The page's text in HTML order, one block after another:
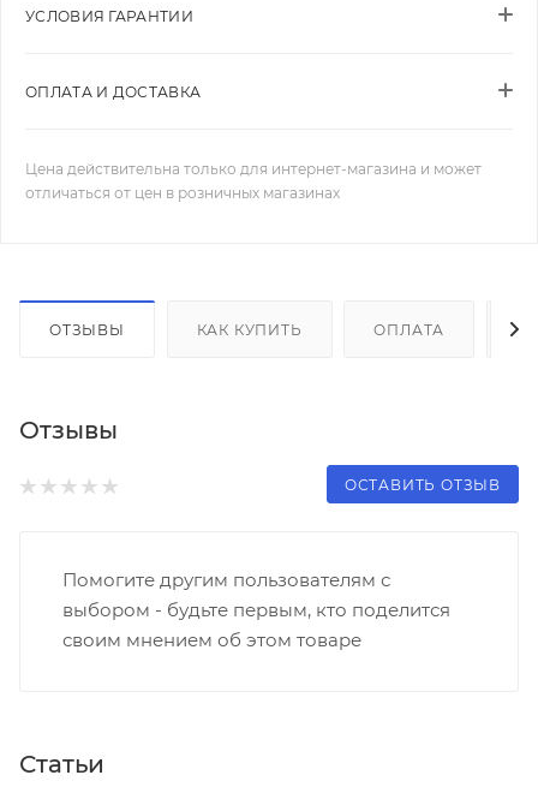
УСЛОВИЯ ГАРАНТИИ
ОПЛАТА И ДОСТАВКА
Цена действительна только для интернет-магазина и может
отличаться от цен в розничных магазинах
ОТЗЫВЫ КАК КУПИТЬ ОПЛАТА
Отзывы
ОСТАВИТЬ ОТЗЫВ
Помогите другим пользователям с
выбором - будьте первым, кто поделится
своим мнением об этом товаре
Статьи